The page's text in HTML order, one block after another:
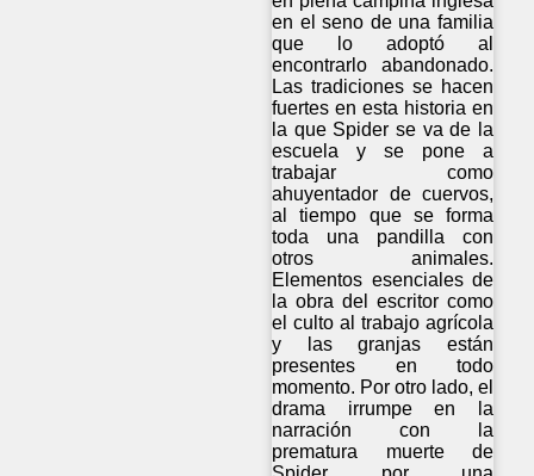
en el seno de una familia
que lo adoptó al
encontrarlo abandonado.
Las tradiciones se hacen
fuertes en esta historia en
la que Spider se va de la
escuela y se pone a
trabajar como
ahuyentador de cuervos,
al tiempo que se forma
toda una pandilla con
otros animales.
Elementos esenciales de
la obra del escritor como
el culto al trabajo agrícola
y las granjas están
presentes en todo
momento. Por otro lado, el
drama irrumpe en la
narración con la
prematura muerte de